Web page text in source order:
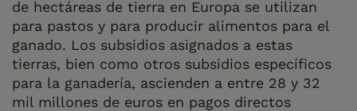
de hectáreas de tierra en Europa se utilizan
para pastos y para producir alimentos para el
ganado. Los subsidios asignados a estas
tierras, bien como otros subsidios específicos
para la ganadería, ascienden a entre 28 y 32
mil millones de euros en pagos directos